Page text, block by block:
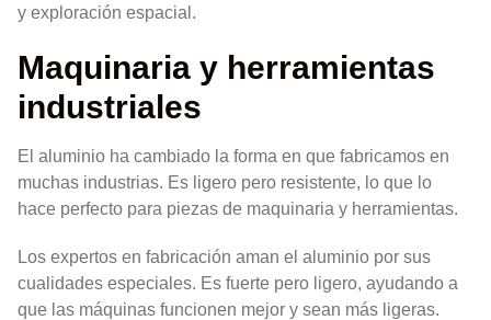
y exploración espacial.
Maquinaria y herramientas
industriales
El aluminio ha cambiado la forma en que fabricamos en
muchas industrias. Es ligero pero resistente, lo que lo
hace perfecto para piezas de maquinaria y herramientas.
Los expertos en fabricación aman el aluminio por sus
cualidades especiales. Es fuerte pero ligero, ayudando a
que las máquinas funcionen mejor y sean más ligeras.